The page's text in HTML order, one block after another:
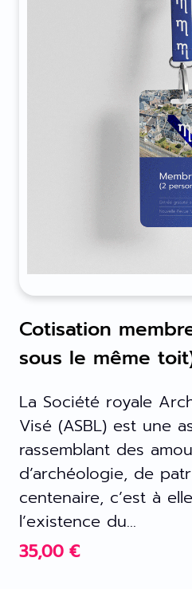
Cotisation
sous le même
La Société royale
Visé (ASBL) est une
rassemblant des
d’archéologie, de
centenaire, c’est à
l’existence du...
35,00 €